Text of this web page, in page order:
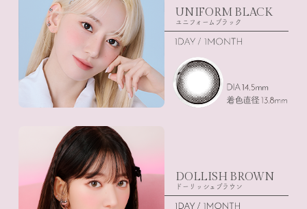
UNIFORM BLACK
ユニフォームブラック
DOLLISH BROWN
ドーリッシュブラウン